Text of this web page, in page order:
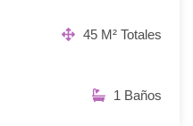
45 M² Totales
1 Baños